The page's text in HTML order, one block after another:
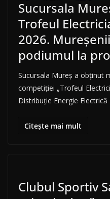
Sucursala
Trofeul
2026.
podiumul la
Sucursala Mureș a obținut
competiției „Trofeul
Distribuție Energie Electrică
Citește mai mult
Clubul Sportiv